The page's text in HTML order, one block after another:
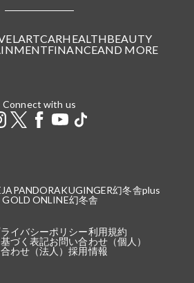
ARTCARHEALTHBEAUTY
FINANCEAND MORE
Connect with us
JAPANDORAKUGINGER幻冬舎plus
GOLD ONLINE幻冬舎
イバシーポリシー利用規約
づく表記お問い合わせ（個人）
わせ（法人）採用情報